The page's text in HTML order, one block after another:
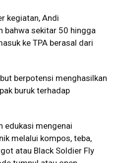
kegiatan, Andi
bahwa sekitar 50 hingga
ke TPA berasal dari
berpotensi menghasilkan
buruk terhadap
edukasi mengenai
melalui kompos, teba,
atau Black Soldier Fly